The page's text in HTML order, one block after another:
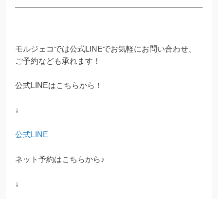
モルジェコでは公式LINEでお気軽にお問い合わせ、
ご予約なども承れます！
公式LINEはこちらから！
↓
公式LINE
ネット予約はこちらから♪
↓